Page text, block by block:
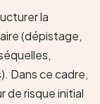
la
(dépistage,
Dans ce cadre,
de risque initial